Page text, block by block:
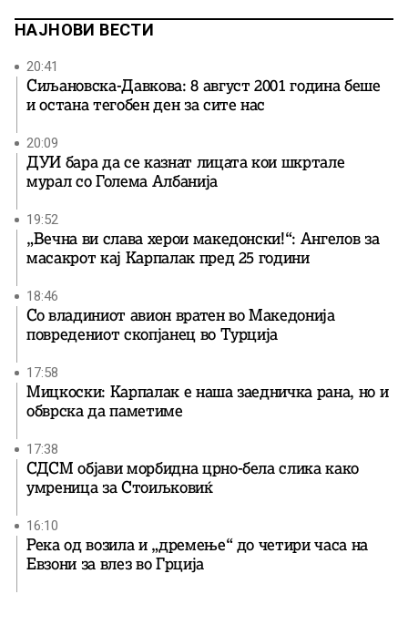
НАЈНОВИ ВЕСТИ
20:41
Сиљановска-Давкова: 8 август 2001 година беше
и остана тегобен ден за сите нас
20:09
ДУИ бара да се казнат лицата кои шкртале
мурал со Голема Албанија
19:52
„Вечна ви слава херои македонски!“: Ангелов за
масакрот кај Карпалак пред 25 години
18:46
Со владиниот авион вратен во Македонија
повредениот скопјанец во Турција
17:58
Мицкоски: Карпалак е наша заедничка рана, но и
обврска да паметиме
17:38
СДСМ објави морбидна црно-бела слика како
умреница за Стоиљковиќ
16:10
Река од возила и „дремење“ до четири часа на
Евзони за влез во Грција